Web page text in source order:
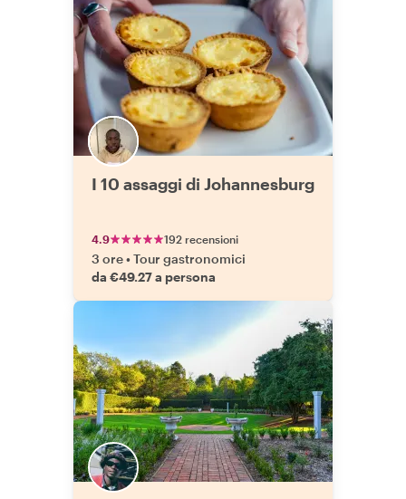
I 10 assaggi di Johannesburg
4.9 192 recensioni
3 ore•Tour gastronomici
da €49.27 a persona